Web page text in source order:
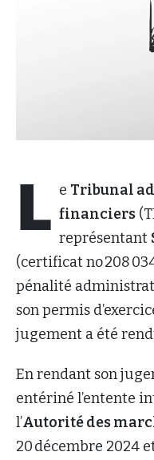
L e Tribunal
financiers
représentant
(certificat no 208
pénalité
son permis
jugement a été
En rendant son
entériné l’entente
l’Autorité des
20 décembre 2024